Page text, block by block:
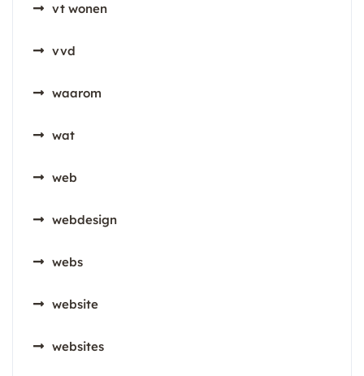
vt wonen
vvd
waarom
wat
web
webdesign
webs
website
websites